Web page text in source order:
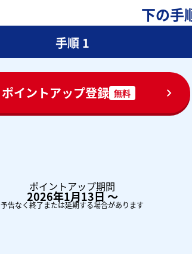
下の手
手順 1
ポイントアップ登録 無料
ポイントアップ期間
2026年1月13日 〜
予告なく終了または延期する場合があります